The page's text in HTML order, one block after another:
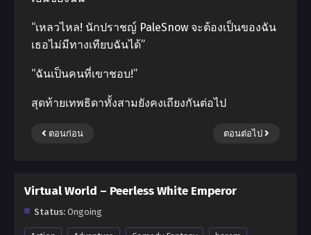
“เหลวไหล! นักปราชญ์ PaleSnow จะต้องเป็นของฉัน
เธอไม่มีทางเทียบฉันได้”
“ฉันเป็นคนที่เขาชอบ!”
สุดท้ายเทพธิดาทั้งสามยังคงเถียงกันต่อไป
ตอนก่อน ตอนต่อไป
Virtual World – Peerless White Emperor
Status: Ongoing